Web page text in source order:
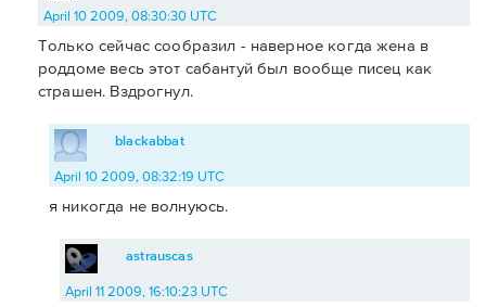
April 10 2009, 08:30:30 UTC
Только сейчас сообразил - наверное когда жена в
роддоме весь этот сабантуй был вообще писец как
страшен. Вздрогнул.
blackabbat
April 10 2009, 08:32:19 UTC
я никогда не волнуюсь.
astrauscas
April 11 2009, 16:10:23 UTC